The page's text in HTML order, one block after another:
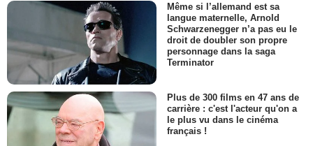
Même si l’allemand est sa
langue maternelle, Arnold
Schwarzenegger n’a pas eu le
droit de doubler son propre
personnage dans la saga
Terminator
Plus de 300 films en 47 ans de
carrière : c'est l'acteur qu'on a
le plus vu dans le cinéma
français !